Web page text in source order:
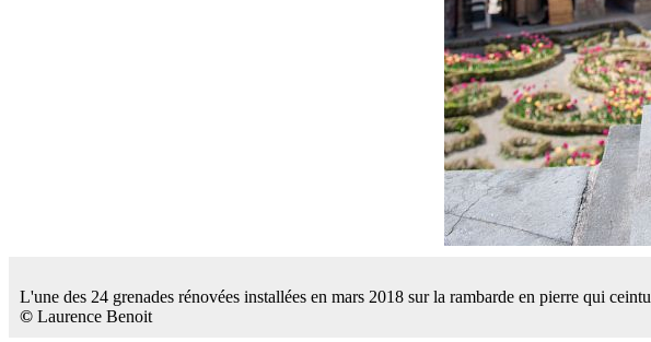
L'une des 24 grenades rénovées installées en mars 2018 sur la rambarde en pierre qui
© Laurence Benoit